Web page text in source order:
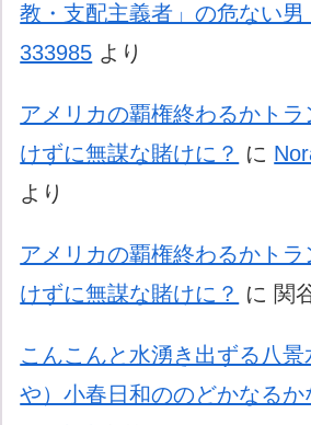
教・支配主義者」の危ない男
333985 より
アメリカの覇権終わるかトラ
けずに無謀な賭けに？ に
より
アメリカの覇権終わるかトラ
けずに無謀な賭けに？ に 関
こんこんと水湧き出ずる八
や）小春日和ののどかなるか